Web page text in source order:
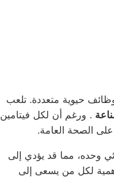
حيوية متعددة. تلعب
. ورغم أن لكل فيتامين
على الصحة العامة.
وحده، مما قد يؤدي إلى
لكل من يسعى إلى